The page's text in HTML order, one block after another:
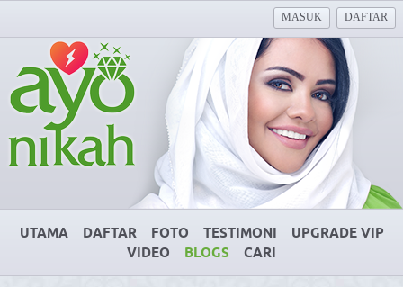
MASUK DAFTAR
UTAMA DAFTAR FOTO TESTIMONI
UPGRADE VIP
VIDEO
BLOGS CARI